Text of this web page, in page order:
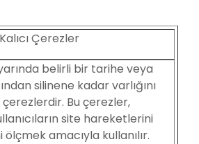
Kalıcı Çerezler
belirli bir tarihe veya
silinene kadar varlığını
Bu çerezler,
site hareketlerini
amacıyla kullanılır.